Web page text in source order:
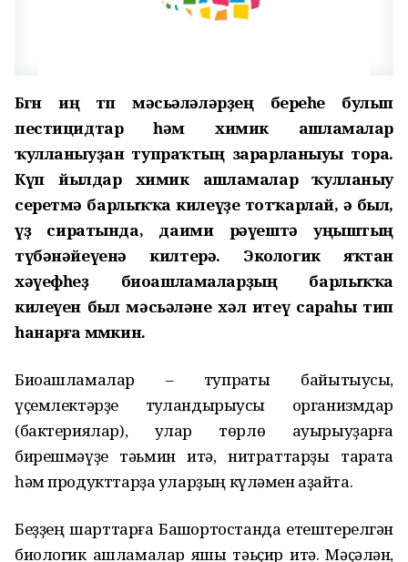
Бөгөн иң төп мәсьәләләрҙең береһе булып
пестицидтар һәм химик ашламалар
ҡулланыуҙан тупраҡтың зарарланыуы тора.
Күп йылдар химик ашламалар ҡулланыу
серетмә барлыҡҡа килеүҙе тотҡарлай, ә был,
үҙ сиратында, даими рәүештә уңыштың
түбәнәйеүенә килтерә. Экологик яҡтан
хәүефһеҙ биоашламаларҙың барлыҡҡа
килеүен был мәсьәләне хәл итеү сараһы тип
һанарға мөмкин.
Биоашламалар – тупраҡты байытыусы,
үҫемлектәрҙе туҡландырыусы организмдар
(бактериялар), улар төрлө ауырыуҙарға
бирешмәүҙе тәьмин итә, нитраттарҙы тарҡата
һәм продукттарҙа уларҙың күләмен аҙайта.
Беҙҙең шарттарға Башҡортостанда етештерелгән
биологик ашламалар яҡшы тәьҫир итә. Мәҫәлән,